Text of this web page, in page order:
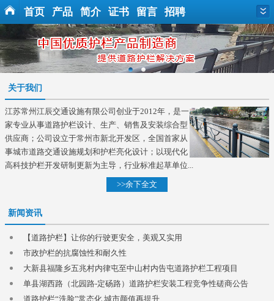
首页 产品 简介 证书 留言 招聘
关于我们
江苏常州江辰交通设施有限公司创业于2012年，是一
家专业从事道路护栏设计、生产、销售及安装综合型
供应商；公司设立于常州市新北开发区，全国首家从
事城市道路交通设施规划和护栏亮化设计；以现代化
高科技护栏开发研制更新为主导，行业标准起草单位...
>>余下全文
新闻资讯
【道路护栏】让你的行驶更安全，美观又实用
市政护栏的抗腐蚀性和耐久性
大新县福隆乡五兆村内律屯至中山村内告屯道路护栏工程项目
单县湖西路（北园路-定砀路）道路护栏安装工程竞争性磋商公告
道路护栏“洗脸”常态化 城市颜值再提升